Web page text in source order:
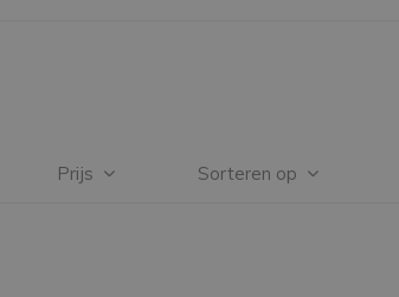
Prijs Sorteren op